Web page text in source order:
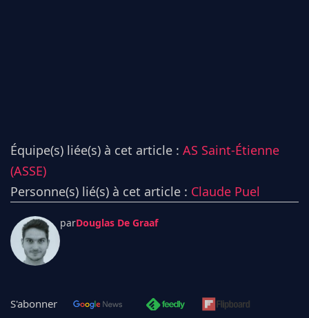
Équipe(s) liée(s) à cet article : AS Saint-Étienne
(ASSE)
Personne(s) lié(s) à cet article : Claude Puel
parDouglas De Graaf
S'abonner